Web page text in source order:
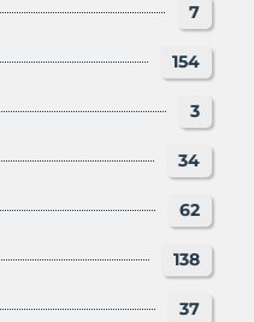
7
154
3
34
62
138
37